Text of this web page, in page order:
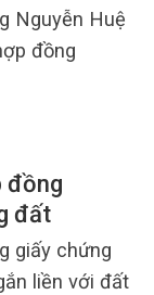
Nguyễn Huệ
đồng
đồng
đất
giấy chứng
liền với đất